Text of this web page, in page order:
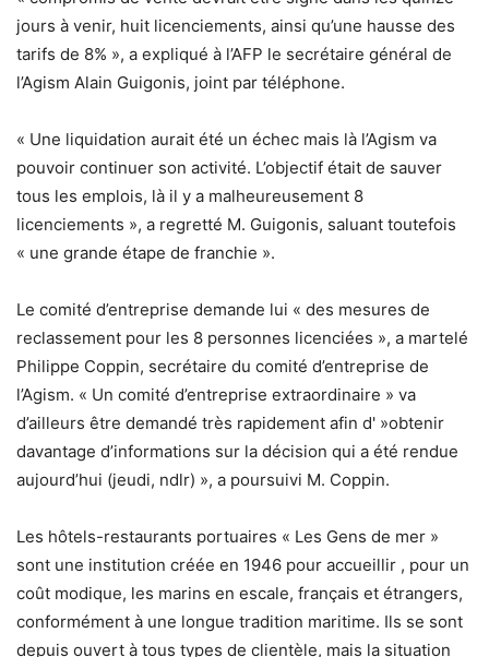
jours à venir, huit licenciements, ainsi qu’une hausse des
tarifs de 8% », a expliqué à l’AFP le secrétaire général de
l’Agism Alain Guigonis, joint par téléphone.
« Une liquidation aurait été un échec mais là l’Agism va
pouvoir continuer son activité. L’objectif était de sauver
tous les emplois, là il y a malheureusement 8
licenciements », a regretté M. Guigonis, saluant toutefois
« une grande étape de franchie ».
Le comité d’entreprise demande lui « des mesures de
reclassement pour les 8 personnes licenciées », a martelé
Philippe Coppin, secrétaire du comité d’entreprise de
l’Agism. « Un comité d’entreprise extraordinaire » va
d’ailleurs être demandé très rapidement afin d' »obtenir
davantage d’informations sur la décision qui a été rendue
aujourd’hui (jeudi, ndlr) », a poursuivi M. Coppin.
Les hôtels-restaurants portuaires « Les Gens de mer »
sont une institution créée en 1946 pour accueillir , pour un
coût modique, les marins en escale, français et étrangers,
conformément à une longue tradition maritime. Ils se sont
depuis ouvert à tous types de clientèle, mais la situation